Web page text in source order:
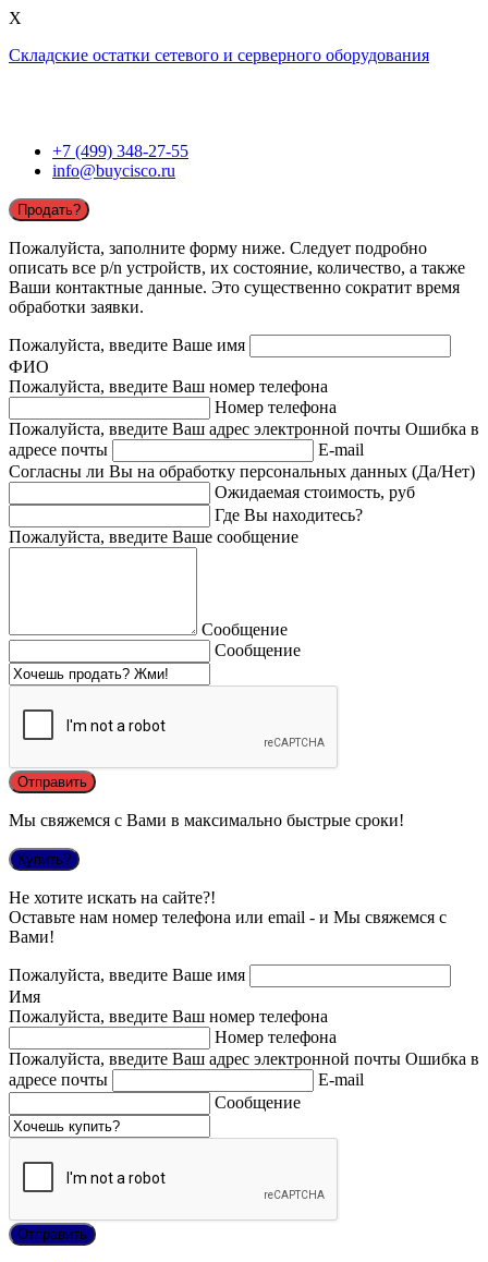
X
Складские остатки сетевого и серверного оборудования
+7 (499) 348-27-55
info@buycisco.ru
Продать?
Пожалуйста, заполните форму ниже. Следует подробно
описать все p/n устройств, их состояние, количество, а также
Ваши контактные данные. Это существенно сократит время
обработки заявки.
Пожалуйста, введите Ваше имя
ФИО
Пожалуйста, введите Ваш номер телефона
Номер телефона
Пожалуйста, введите Ваш адрес электронной почты Ошибка в
адресе почты
E-mail
Согласны ли Вы на обработку персональных данных (Да/Нет)
Ожидаемая стоимость, руб
Где Вы находитесь?
Пожалуйста, введите Ваше сообщение
Сообщение
Сообщение
Мы свяжемся с Вами в максимально быстрые сроки!
Купить?
Не хотите искать на сайте?!
Оставьте нам номер телефона или email - и Мы свяжемся с
Вами!
Пожалуйста, введите Ваше имя
Имя
Пожалуйста, введите Ваш номер телефона
Номер телефона
Пожалуйста, введите Ваш адрес электронной почты Ошибка в
адресе почты
E-mail
Сообщение